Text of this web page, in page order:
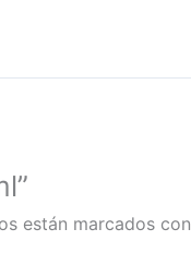
están marcados con